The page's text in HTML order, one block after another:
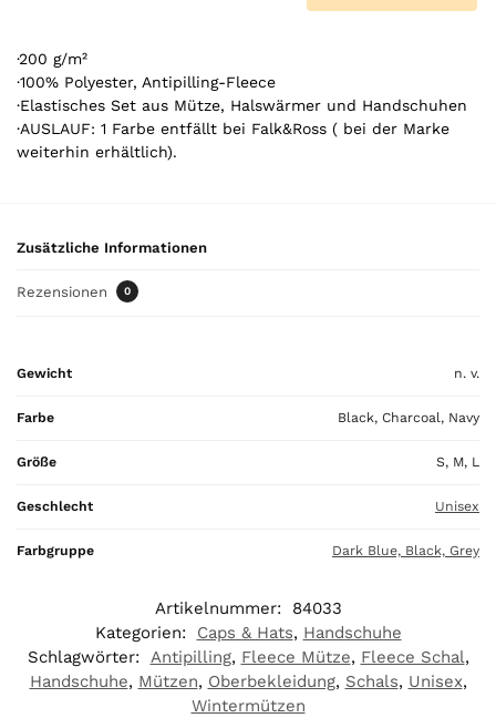
r
t
i
k
e
o
r
t
l
s
0
0
·200 g/m²
·100% Polyester, Antipilling-Fleece
·Elastisches Set aus Mütze, Halswärmer und Handschuhen
·AUSLAUF: 1 Farbe entfällt bei Falk&Ross ( bei der Marke
weiterhin erhältlich).
Zusätzliche Informationen
Rezensionen 0
Gewicht n. v.
Farbe Black, Charcoal, Navy
Größe S, M, L
Geschlecht Unisex
Farbgruppe Dark Blue, Black, Grey
Artikelnummer:
84033
Kategorien:
Caps & Hats, Handschuhe
Schlagwörter: Antipilling, Fleece Mütze, Fleece Schal,
Handschuhe, Mützen, Oberbekleidung, Schals, Unisex,
Wintermützen